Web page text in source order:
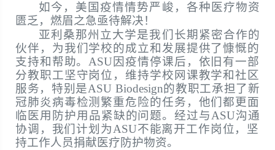
如今，美国疫情情势严峻，各种医疗物资
匮乏，燃眉之急亟待解决！
亚利桑那州立大学是我们长期紧密合作的
伙伴， 为我们学校的成立和发展提供了慷慨的
支持和帮助。ASU因疫情停课后，依旧有一部
分教职工坚守岗位， 维持学校网课教学和社区
服务，特别是ASU Biodesign的教职工承担了新
冠肺炎病毒检测繁重危险的任务，他们都更面
临医用防护用品紧缺的问题。经过与ASU沟通
协调 ，我们计划为ASU不能离开工作岗位， 坚
持工作人员捐献医疗防护物资。